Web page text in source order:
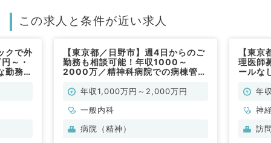
この求人と条件が近い求人
クで外
～・
勤務
【東京都／日野市】週4日からのご
勤務も相談可能！年収1000～
2000万／精神科病院での病棟管理
年収1,000万円～2,000万円
一般内科
病院（精神）
【東
理医師
ールな
（訪問
年
神
科
訪